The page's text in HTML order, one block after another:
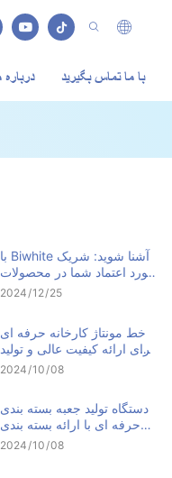
درباره با ما تماس بگیرید
با Biwhite آشنا شوید: شریک
مورد اعتماد شما در محصولات
سفید کننده دندان
2024 12 25
خط مونتاژ کارخانه حرفه ای
برای ارائه کیفیت عالی و تولید
کارآمد
2024 10 08
دستگاه تولید جعبه بسته بندی
حرفه ای با ارائه بسته بندی
دقیق و کارآمد
2024 10 08